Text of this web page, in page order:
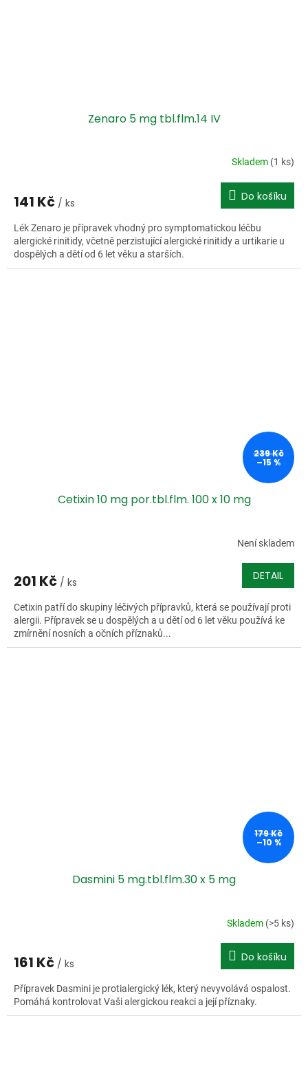
Zenaro 5 mg tbl.flm.14 IV
Skladem (1 ks)
141 Kč / ks Do košíku
Lék Zenaro je přípravek vhodný pro symptomatickou léčbu
alergické rinitidy, včetně perzistující alergické rinitidy a urtikarie u
dospělých a dětí od 6 let věku a starších.
239 Kč
–15 %
Cetixin 10 mg por.tbl.flm. 100 x 10 mg
Není skladem
201 Kč / ks DETAIL
Cetixin patří do skupiny léčivých přípravků, která se používají proti
alergii. Přípravek se u dospělých a u dětí od 6 let věku používá ke
zmírnění nosních a očních příznaků...
179 Kč
–10 %
Dasmini 5 mg.tbl.flm.30 x 5 mg
Skladem (>5 ks)
161 Kč / ks Do košíku
Přípravek Dasmini je protialergický lék, který nevyvolává ospalost.
Pomáhá kontrolovat Vaši alergickou reakci a její příznaky.